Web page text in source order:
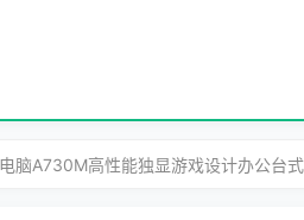
A730M高性能独显游戏设计办公台式